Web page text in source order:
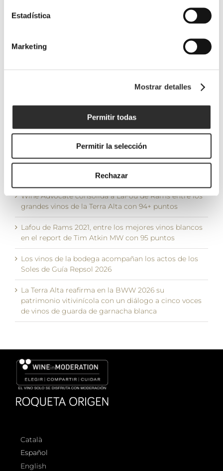
Estadística
Marketing
Mostrar detalles
Permitir todas
Permitir la selección
Rechazar
19 diciembre, 2025
España, de
5 diciembre, 2025
ÚLTIMOS POSTS
internacionales en una jornada sobre garnacha
blanca moderada por Ferran Centelles
Wine Advocate consolida a LaFou de Rams entre los
grandes vinos de la Terra Alta con 94+ puntos
Lafou de Rams 2021, entre los mejores vinos blancos
en el report de Tim Atkin MW con 95 puntos
Los vinos de la bodega acompañan los actos de los
Soles de Guía Repsol 2026
La Terra Alta reafirma en la BWW 2026 su
patrimonio vitivinícola con un diálogo a cinco voces
de vinos de guarda de garnacha blanca
Català
Español
English